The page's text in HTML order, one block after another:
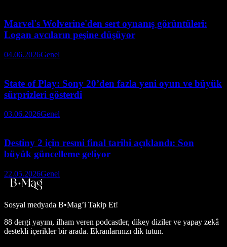
Marvel's Wolverine'den sert oynanış görüntüleri:
Logan avcıların peşine düşüyor
04.06.2026Genel
State of Play: Sony 20’den fazla yeni oyun ve büyük
sürprizleri gösterdi
03.06.2026Genel
Destiny 2 için resmi final tarihi açıklandı: Son
büyük güncelleme geliyor
22.05.2026Genel
Sosyal medyada B•Mag’i Takip Et!
88 dergi yayını, ilham veren podcastler, dikey diziler ve yapay zekâ
destekli içerikler bir arada. Ekranlarınızı dik tutun.